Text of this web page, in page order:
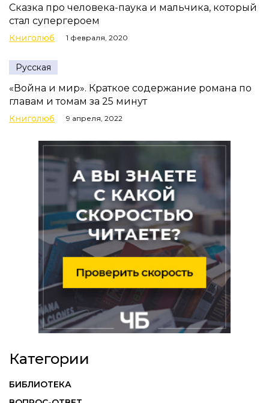
Сказка про человека-паука и мальчика, который
стал супергероем
Книголюб 1 февраля, 2020
Русская
«Война и мир». Краткое содержание романа по
главам и томам за 25 минут
Книголюб 9 апреля, 2022
Категории
БИБЛИОТЕКА